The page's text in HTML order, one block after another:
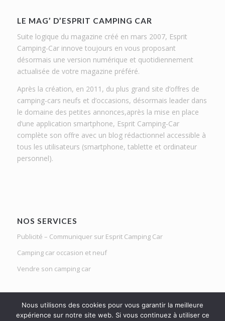
LE MAG’ D’ESPRIT CAMPING CAR
Suite logique du magazine créé en mars 2007, Esprit
Camping-Car innove toujours en vous proposant
désormais une version numérique et quotidiennement
actualisée de votre magazine préféré.
Après la création, en 2011, du plus grand site d’offres de
camping-cars neufs et d’occasions, désormais leader dans
le domaine des petites annonces,après la mise en place
d’une application smartphone, Esprit Camping-Car
complète son offre avec un blog rédactionnel accessible à
tous les utilisateurs (smartphone, tablette et ordinateur
personnel).
NOS SERVICES
Publicité – Communiquer sur Esprit Camping Car
Camping car occasion et neuf
Vendre son camping car
Nous utilisons des cookies pour vous garantir la meilleure
expérience sur notre site web. Si vous continuez à utiliser ce